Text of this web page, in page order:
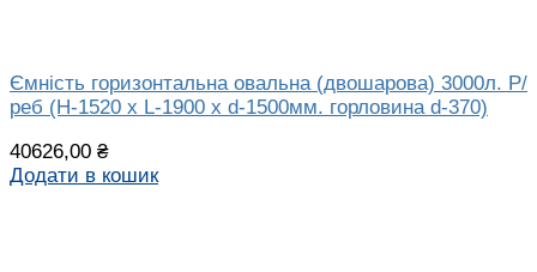
Ємність горизонтальна овальна (двошарова) 3000л. Р/
реб (H-1520 х L-1900 х d-1500мм. горловина d-370)
40626,00 ₴
Додати в кошик